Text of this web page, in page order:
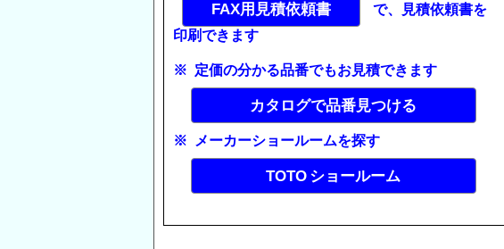
FAX用見積依頼書
で、見積依頼書を
印刷できます
※ 定価の分かる品番でもお見積できます
カタログで品番見つける
※ メーカーショールームを探す
TOTO ショールーム